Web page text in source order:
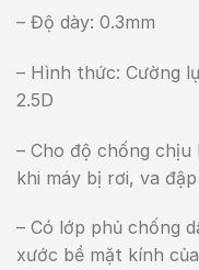
– Độ dày: 0.3mm
– Hình thức: Cường
2.5D
– Cho độ chống
khi máy bị rơi, va
– Có lớp phủ chống
xước bề mặt kính